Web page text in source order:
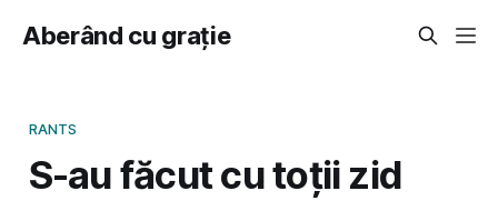
Aberând cu grație
RANTS
S-au făcut cu toții zid